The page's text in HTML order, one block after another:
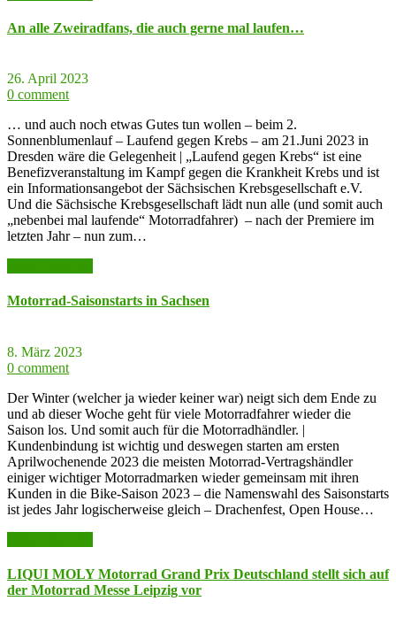
An alle Zweiradfans, die auch gerne mal laufen…
26. April 2023
0 comment
… und auch noch etwas Gutes tun wollen – beim 2.
Sonnenblumenlauf – Laufend gegen Krebs – am 21.Juni 2023 in
Dresden wäre die Gelegenheit | „Laufend gegen Krebs“ ist eine
Benefizveranstaltung im Kampf gegen die Krankheit Krebs und ist
ein Informationsangebot der Sächsischen Krebsgesellschaft e.V.
Und die Sächsische Krebsgesellschaft lädt nun alle (und somit auch
„nebenbei mal laufende“ Motorradfahrer) – nach der Premiere im
letzten Jahr – nun zum…
Motorrad-Saisonstarts in Sachsen
8. März 2023
0 comment
Der Winter (welcher ja wieder keiner war) neigt sich dem Ende zu
und ab dieser Woche geht für viele Motorradfahrer wieder die
Saison los. Und somit auch für die Motorradhändler. |
Kundenbindung ist wichtig und deswegen starten am ersten
Aprilwochenende 2023 die meisten Motorrad-Vertragshändler
einiger wichtiger Motorradmarken wieder gemeinsam mit ihren
Kunden in die Bike-Saison 2023 – die Namenswahl des Saisonstarts
ist jedes Jahr logischerweise gleich – Drachenfest, Open House…
LIQUI MOLY Motorrad Grand Prix Deutschland stellt sich auf
der Motorrad Messe Leipzig vor